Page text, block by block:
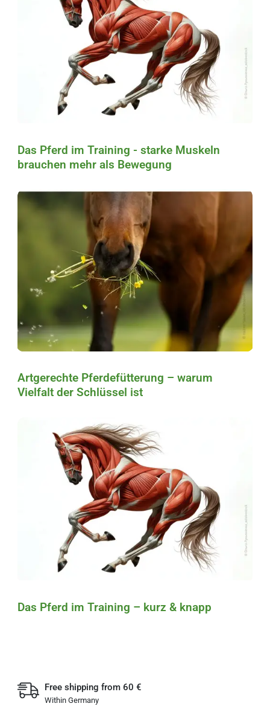
Das Pferd im Training - starke Muskeln
brauchen mehr als Bewegung
Artgerechte Pferdefütterung – warum
Vielfalt der Schlüssel ist
Das Pferd im Training – kurz & knapp
Free shipping from 60 €
Within Germany